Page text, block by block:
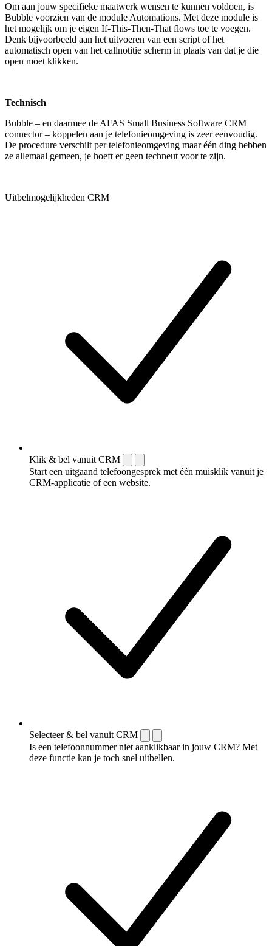
Om aan jouw specifieke maatwerk wensen te kunnen voldoen, is
Bubble voorzien van de module Automations. Met deze module is
het mogelijk om je eigen If-This-Then-That flows toe te voegen.
Denk bijvoorbeeld aan het uitvoeren van een script of het
automatisch open van het callnotitie scherm in plaats van dat je die
open moet klikken.
Technisch
Bubble – en daarmee de AFAS Small Business Software CRM
connector – koppelen aan je telefonieomgeving is zeer eenvoudig.
De procedure verschilt per telefonieomgeving maar één ding hebben
ze allemaal gemeen, je hoeft er geen techneut voor te zijn.
Uitbelmogelijkheden CRM
Klik & bel vanuit CRM
Start een uitgaand telefoongesprek met één muisklik vanuit je
CRM-applicatie of een website.
Selecteer & bel vanuit CRM
Is een telefoonnummer niet aanklikbaar in jouw CRM? Met
deze functie kan je toch snel uitbellen.